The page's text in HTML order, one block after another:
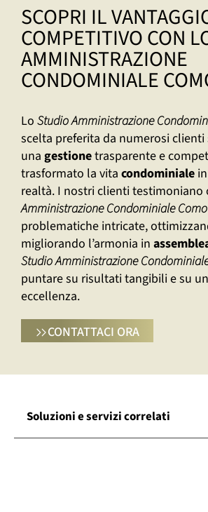
SCOPRI IL
COMPETITIVO CON
AMMINISTRAZIONE
CONDOMINIALE
Lo Studio Amministrazione
scelta preferita da numerosi
una gestionetrasparente e
trasformato la vita condominiale
realtà. I nostri clienti testimoniano
Amministrazione Condominiale Como
problematiche intricate,
migliorando l’armonia in
Studio Amministrazione
puntare su risultati tangibili e su
eccellenza.
CONTATTACI ORA
Soluzioni e servizi correlati